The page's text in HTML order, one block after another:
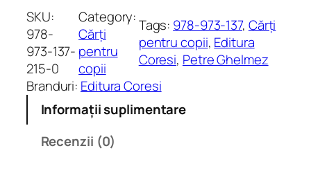
n
t
i
t
a
t
SKU:
978-
973-137-
215-0
Category:
Cărți
pentru
copii
Tags: 978-973-137, Cărți
pentru copii, Editura
Coresi, Petre Ghelmez
Branduri: Editura Coresi
Informații suplimentare
Recenzii (0)